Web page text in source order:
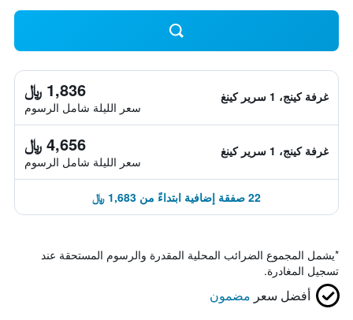
غرفة كينج، 1 سرير كينغ 1,836 ﷼
سعر الليلة شامل الرسوم
غرفة كينج، 1 سرير كينغ 4,656 ﷼
سعر الليلة شامل الرسوم
22 صفقة إضافية ابتداءً من 1,683 ﷼
*يشمل المجموع الضرائب المحلية المقدرة والرسوم المستحقة عند
تسجيل المغادرة.
أفضل سعر مضمون